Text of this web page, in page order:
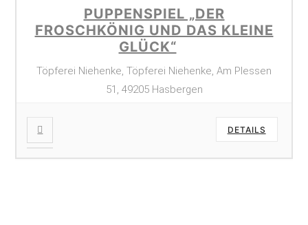
PUPPENSPIEL „DER
FROSCHKÖNIG UND DAS KLEINE
GLÜCK“
Töpferei Niehenke, Töpferei Niehenke, Am Plessen
51, 49205 Hasbergen
DETAILS